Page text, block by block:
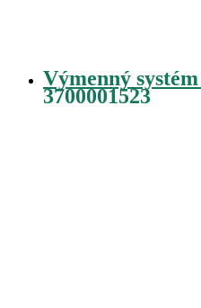
Výmenný
3700001523